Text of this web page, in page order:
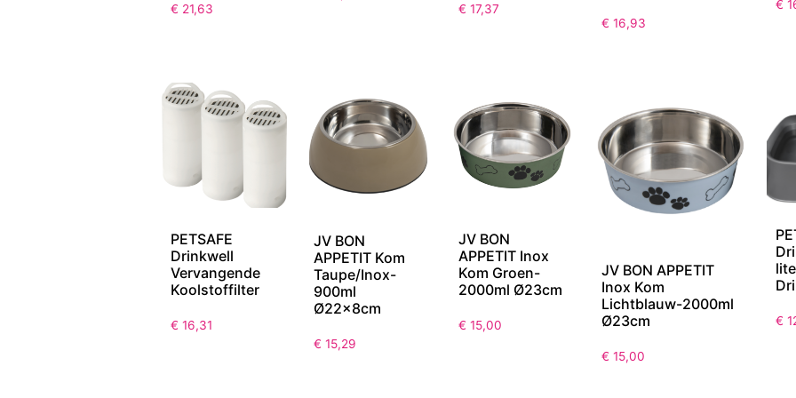
€ 21,63
€ 17,37
€ 16,93
€
PETSAFE
Drinkwell
Vervangende
Koolstoffilter
€ 16,31
JV BON
APPETIT Kom
Taupe/Inox-
900ml
Ø22x8cm
€ 15,29
JV BON
APPETIT Inox
Kom Groen-
2000ml Ø23cm
€ 15,00
JV BON APPETIT
Inox Kom
Lichtblauw-2000ml
Ø23cm
€ 15,00
€